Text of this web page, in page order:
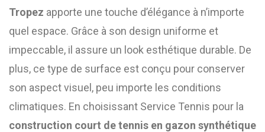
Tropez apporte une touche d’élégance à n’importe
quel espace. Grâce à son design uniforme et
impeccable, il assure un look esthétique durable. De
plus, ce type de surface est conçu pour conserver
son aspect visuel, peu importe les conditions
climatiques. En choisissant Service Tennis pour la
construction court de tennis en gazon synthétique